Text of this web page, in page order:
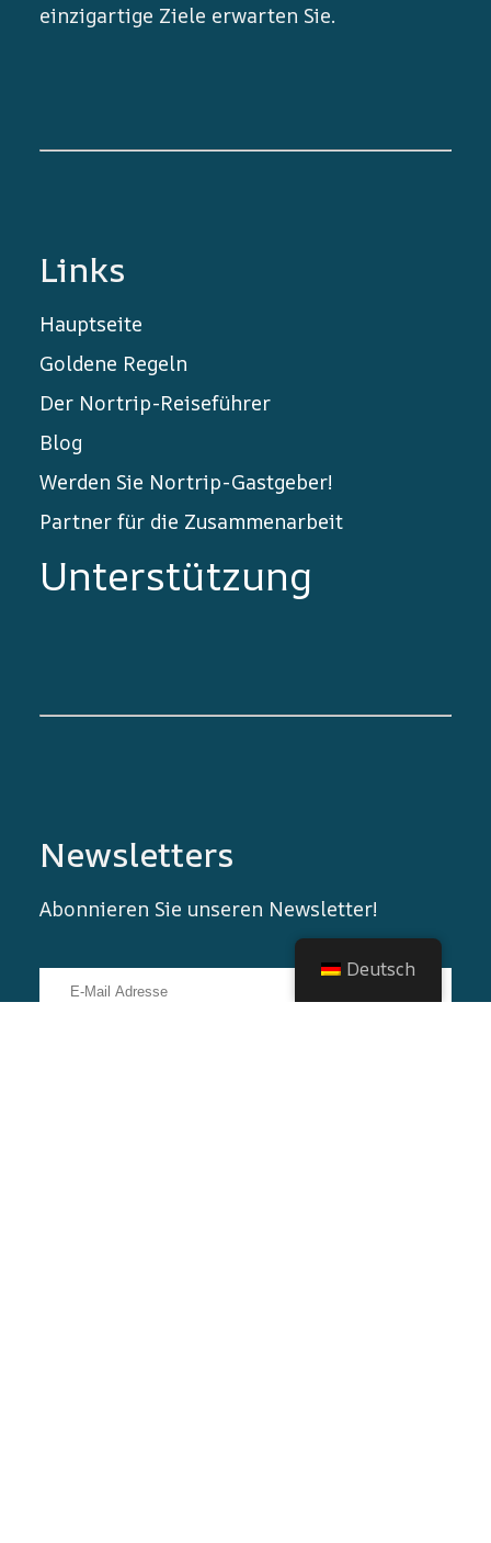
einzigartige Ziele erwarten Sie.
Links
Hauptseite
Goldene Regeln
Der Nortrip-Reiseführer
Blog
Werden Sie Nortrip-Gastgeber!
Partner für die Zusammenarbeit
Unterstützung
Newsletters
Abonnieren Sie unseren Newsletter!
Deutsch